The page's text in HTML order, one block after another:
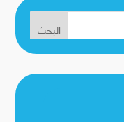
البحث